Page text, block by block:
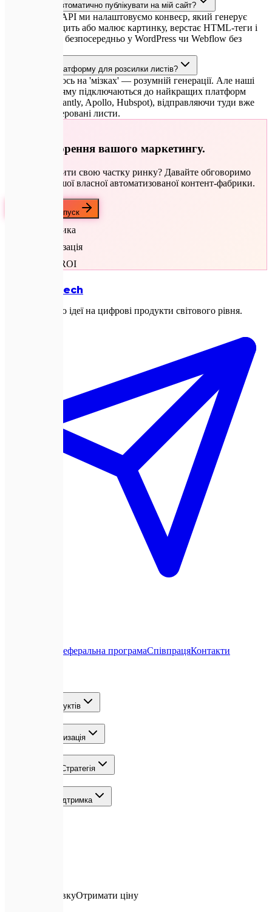
Чи може ШІ автоматично публікувати на мій сайт?
Так. Завдяки API ми налаштовуємо конвеєр, який генерує
статтю, знаходить або малює картинку, верстає HTML-теги і
пускає в реліз безпосередньо у WordPress чи Webflow без
Ви надаєте платформу для розсилки листів?
Ми фокусуємось на 'мізках' — розумній генерації. Але наші
системи напряму підключаються до найкращих платформ
розсилки (Instantly, Apollo, Hubspot), відправляючи туди вже
ідеально згенеровані листи.
10x прискорення вашого маркетингу.
Готові збільшити свою частку ринку? Давайте обговоримо
створення вашої власної автоматизованої контент-фабрики.
Обговорити запуск
ШІ-аналітика
Персоналізація
Високий ROI
Expletech
Перетворюємо ідеї на цифрові продукти світового рівня.
Реферальна програмаСпівпрацяКонтакти
Розробка продуктів
ШІ та Автоматизація
Зростання та Стратегія
Команда та Підтримка
Залишити заявкуОтримати ціну